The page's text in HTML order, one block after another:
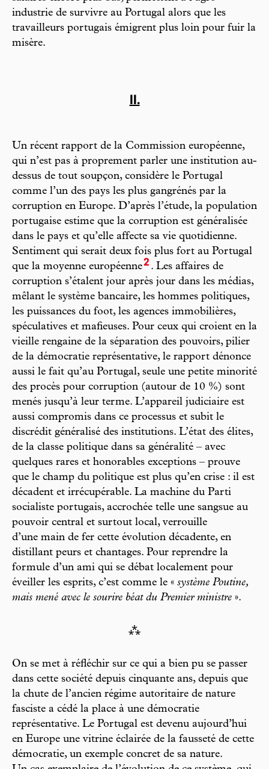
industrie de survivre au Portugal alors que les
travailleurs portugais émigrent plus loin pour fuir la
misère.
II.
Un récent rapport de la Commission européenne,
qui n’est pas à proprement parler une institution au-
dessus de tout soupçon, considère le Portugal
comme l’un des pays les plus gangrénés par la
corruption en Europe. D’après l’étude, la population
portugaise estime que la corruption est généralisée
dans le pays et qu’elle affecte sa vie quotidienne.
Sentiment qui serait deux fois plus fort au Portugal
que la moyenne européenne2 . Les affaires de
corruption s’étalent jour après jour dans les médias,
mêlant le système bancaire, les hommes politiques,
les puissances du foot, les agences immobilières,
spéculatives et mafieuses. Pour ceux qui croient en la
vieille rengaine de la séparation des pouvoirs, pilier
de la démocratie représentative, le rapport dénonce
aussi le fait qu’au Portugal, seule une petite minorité
des procès pour corruption (autour de 10 %) sont
menés jusqu’à leur terme. L’appareil judiciaire est
aussi compromis dans ce processus et subit le
discrédit généralisé des institutions. L’état des élites,
de la classe politique dans sa généralité – avec
quelques rares et honorables exceptions – prouve
que le champ du politique est plus qu’en crise : il est
décadent et irrécupérable. La machine du Parti
socialiste portugais, accrochée telle une sangsue au
pouvoir central et surtout local, verrouille
d’une main de fer cette évolution décadente, en
distillant peurs et chantages. Pour reprendre la
formule d’un ami qui se débat localement pour
éveiller les esprits, c’est comme le « système Poutine,
mais mené avec le sourire béat du Premier ministre ».
⁂
On se met à réfléchir sur ce qui a bien pu se passer
dans cette société depuis cinquante ans, depuis que
la chute de l’ancien régime autoritaire de nature
fasciste a cédé la place à une démocratie
représentative. Le Portugal est devenu aujourd’hui
en Europe une vitrine éclairée de la fausseté de cette
démocratie, un exemple concret de sa nature.